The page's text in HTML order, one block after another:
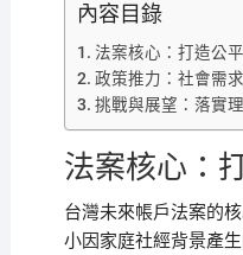
內容目錄
法案核心：打造公
政策推力：社會需
挑戰與展望：落實
法案核心：
台灣未來帳戶法案的
小因家庭社經背景產